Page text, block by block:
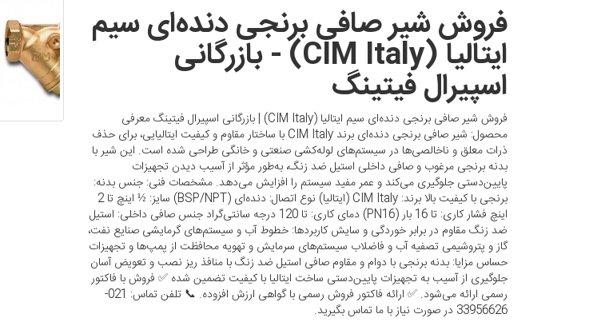
فروش شیر صافی برنجی دنده‌ای سیم
ایتالیا (CIM Italy) - بازرگانی
اسپیرال فیتینگ
فروش شیر صافی برنجی دنده‌ای سیم ایتالیا (CIM Italy) | بازرگانی اسپیرال فیتینگ معرفی
محصول: شیر صافی برنجی دنده‌ای برند CIM Italy با ساختار مقاوم و کیفیت ایتالیایی، برای حذف
ذرات معلق و ناخالصی‌ها در سیستم‌های لوله‌کشی صنعتی و خانگی طراحی شده است. این شیر با
بدنه برنجی مرغوب و صافی داخلی استیل ضد زنگ، به‌طور مؤثر از آسیب دیدن تجهیزات
پایین‌دستی جلوگیری می‌کند و عمر مفید سیستم را افزایش می‌دهد. مشخصات فنی: جنس بدنه:
برنجی با کیفیت بالا برند: CIM Italy (ایتالیا) نوع اتصال: دنده‌ای (BSP/NPT) سایز: ½ اینچ تا 2
اینچ فشار کاری: تا 16 بار (PN16) دمای کاری: تا 120 درجه سانتی‌گراد جنس صافی داخلی: استیل
ضد زنگ مقاوم در برابر خوردگی و سایش کاربردها: خطوط آب و سیستم‌های گرمایشی صنایع نفت،
گاز و پتروشیمی تصفیه آب و فاضلاب سیستم‌های سرمایش و تهویه محافظت از پمپ‌ها و تجهیزات
حساس مزایا: بدنه برنجی با دوام و مقاوم صافی استیل ضد زنگ با منافذ ریز نصب و تعویض آسان
جلوگیری از آسیب به تجهیزات پایین‌دستی ساخت ایتالیا با کیفیت تضمین شده ✅ فروش با فاکتور
رسمی ارائه می‌شود. ✅ ارائه فاکتور فروش رسمی با گواهی ارزش افزوده. 📞 تلفن تماس: 021-
33956626 در صورت نیاز با ما تماس بگیرید.